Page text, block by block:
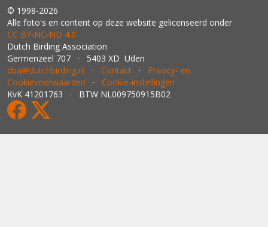
© 1998-2026
Alle foto's en content op deze website gelicenseerd onder
CC BY‑NC‑ND 4.0
Dutch Birding Association
Germenzeel 707 · 5403 XD Uden
dba@dutchbirding.nl · Contact · Privacy- en
Cookievoorwaarden · Cookie-instellingen
KvK 41201763 · BTW NL009750915B02